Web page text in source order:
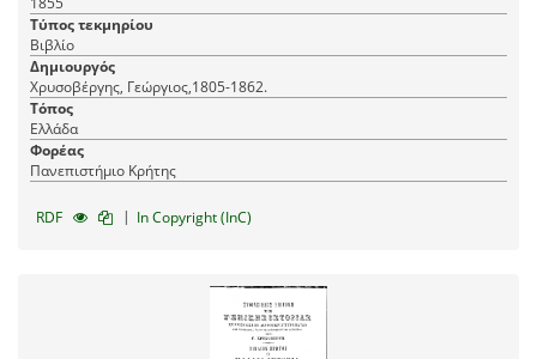
Τύπος τεκμηρίου
Βιβλίο
Δημιουργός
Χρυσοβέργης, Γεώργιος,1805-1862.
Τόπος
Ελλάδα
Φορέας
Πανεπιστήμιο Κρήτης
RDF | In Copyright (InC)